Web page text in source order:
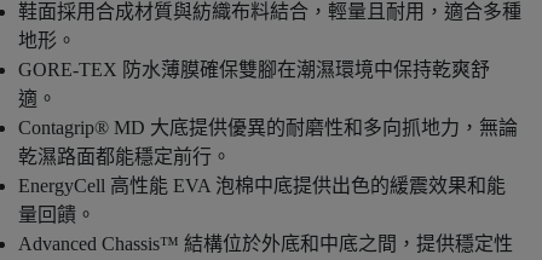
鞋面採用合成材質與紡織布料結合，輕量且耐用，適合多種
地形。
GORE-TEX 防水薄膜確保雙腳在潮濕環境中保持乾爽舒
適。
Contagrip® MD 大底提供優異的耐磨性和多向抓地力，無論
乾濕路面都能穩定前行。
EnergyCell 高性能 EVA 泡棉中底提供出色的緩震效果和能
量回饋。
Advanced Chassis™ 結構位於外底和中底之間，提供穩定性